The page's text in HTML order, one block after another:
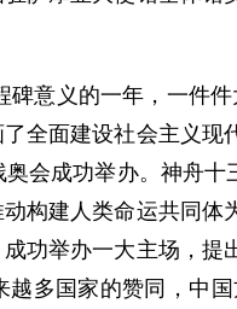
碑意义的一年，一件
全面建设社会主义
会成功举办。神舟十
构建人类命运共同
功举办一大主场，
越多国家的赞同，中